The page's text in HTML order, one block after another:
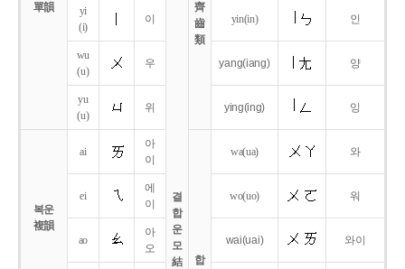
單韻
결
합
운
모
結
齊
齒
類
yi
(i)
이 yin(in) 인
wu
(u)
우 yang(iang) 양
yu
(u)
위 ying(ing) 잉
복운
複韻
ai
아
이
합
wa(ua) 와
ei
에
이
wo(uo) 워
ao
아
오
wai(uai) 와이